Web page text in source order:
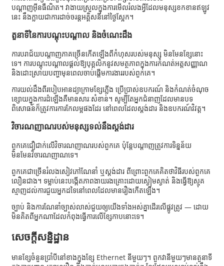
បណ្តាញអ៊ីនធឺណិត។ វាងាយស្រួលក្នុងការមើលរំលងអ្វីដែលមនុស្សខកខានឥឡូវ
នេះ នឹងក្លាយជាការដាច់ចរន្តអគ្គិសនីនៅថ្ងៃស្អែក។
តួនាទីនៃការបណ្តុះបណ្តាល និងចំណេះដឹង
ការបរាជ័យបណ្តាញភាគច្រើនកើតឡើងពីកំហុសរបស់មនុស្ស មិនមែនខ្សែនោះ
ទេ។ ការបណ្តុះបណ្តាលផ្តល់ឱ្យបុគ្គលិកនូវសមត្ថភាពក្នុងការកំណត់អត្តសញ្ញាណ
និងដោះស្រាយបញ្ហាមុនពេលចាប់ផ្តើមការងាររបស់ពួកគេ។
ការយល់ដឹងពីរបៀបអានដ្យាក្រាមខ្សែភ្លើង ប្រើប្រាស់ឧបករណ៍ និងកំណត់ចំណុច
ខ្សោយក្នុងការដំឡើងគឺមានសារៈសំខាន់។ សូម្បីតែអ្នកជំនាញដែលមានបទ
ពិសោធន៍ក៏ត្រូវការការកែលម្អផងដែរ នៅពេលដែលស្តង់ដារ និងឧបករណ៍វិវត្ត។
វិចារណញាណរបស់មនុស្សទល់នឹងស្តង់ដារ
ពួកគេជឿជាក់លើវិចារណញាណរបស់ពួកគេ ប៉ុន្តែបណ្តាញត្រូវការទិន្នន័យ
មិនមែនវិចារណញាណទេ។
ពួកគេជាច្រើនរំលងសៀវភៅណែនាំ ឬស្តង់ដារ ពីព្រោះពួកគេគិតថាវិធីរបស់ពួកគេ
លឿនជាង។ ទម្លាប់នេះបង្កើតភាពងាយរងគ្រោះដោយស្ងៀមស្ងាត់ និងធ្វើឱ្យស្មុគ
ស្មាញដល់ការជួយអ្នកដទៃនៅពេលដែលមានរឿងកើតឡើង។
ច្បាប់ និង​ការណែនាំ​ច្បាស់លាស់​ជួយ​ឲ្យ​យើង​ទាំងអស់គ្នា​ដើរ​លើ​ផ្លូវត្រូវ — ដោយ
មិនគិតពី​អ្នកណា​ដែល​កំពុង​ធ្វើការ​លើ​ខ្សែកាប​នោះទេ។
សេចក្តីសន្និដ្ឋាន
មានខ្សែចំនួនប្រាំបីនៅខាងក្នុងខ្សែ Ethernet នីមួយៗ។ ពួកវានីមួយៗមានតួនាទី